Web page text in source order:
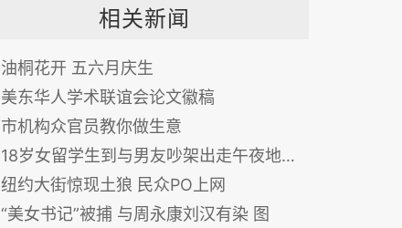
相关新闻
油桐花开 五六月庆生
美东华人学术联谊会论文徽稿
市机构众官员教你做生意
18岁女留学生到与男友吵架出走午夜地铁口遭强奸
纽约大街惊现土狼 民众PO上网
“美女书记”被捕 与周永康刘汉有染 图